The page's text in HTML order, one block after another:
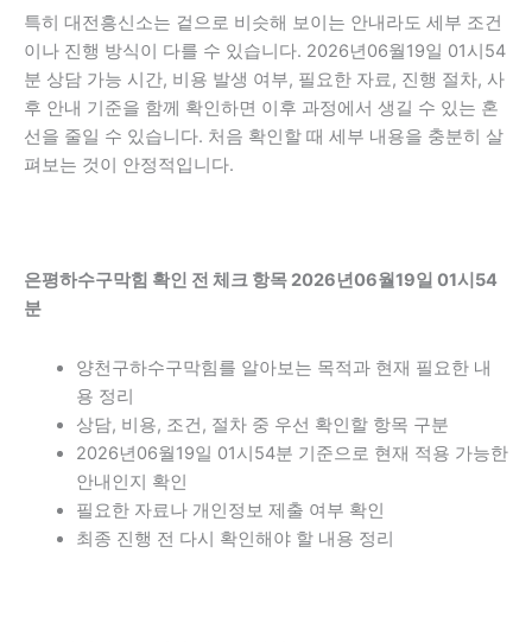
특히 대전흥신소는 겉으로 비슷해 보이는 안내라도 세부 조건
이나 진행 방식이 다를 수 있습니다. 2026년06월19일 01시54
분 상담 가능 시간, 비용 발생 여부, 필요한 자료, 진행 절차, 사
후 안내 기준을 함께 확인하면 이후 과정에서 생길 수 있는 혼
선을 줄일 수 있습니다. 처음 확인할 때 세부 내용을 충분히 살
펴보는 것이 안정적입니다.
은평하수구막힘 확인 전 체크 항목 2026년06월19일 01시54
분
양천구하수구막힘를 알아보는 목적과 현재 필요한 내
용 정리
상담, 비용, 조건, 절차 중 우선 확인할 항목 구분
2026년06월19일 01시54분 기준으로 현재 적용 가능한
안내인지 확인
필요한 자료나 개인정보 제출 여부 확인
최종 진행 전 다시 확인해야 할 내용 정리